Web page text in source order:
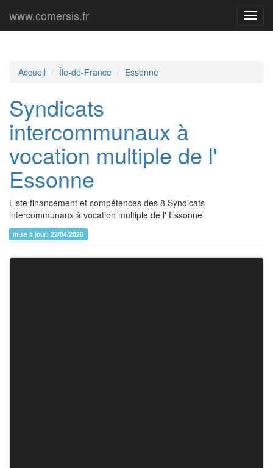
Menu
www.comersis.fr
Accueil Île-de-France Essonne
Syndicats
intercommunaux à
vocation multiple de l'
Essonne
Liste financement et compétences des 8 Syndicats
intercommunaux à vocation multiple de l' Essonne
mise à jour: 22/04/2026